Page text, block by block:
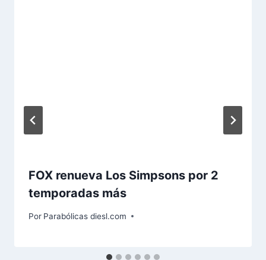
FOX renueva Los Simpsons por 2
temporadas más
Por Parabólicas diesl.com